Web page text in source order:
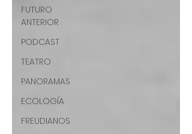
FUTURO
ANTERIOR
PODCAST
TEATRO
PANORAMAS
ECOLOGÍA
FREUDIANOS